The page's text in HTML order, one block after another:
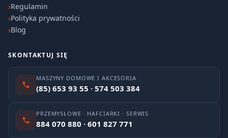
Regulamin
Polityka prywatności
Blog
SKONTAKTUJ SIĘ
MASZYNY DOMOWE I AKCESORIA
(85) 653 93 55 · 574 503 384
PRZEMYSŁOWE · HAFCIARKI · SERWIS
884 070 880 · 601 827 771